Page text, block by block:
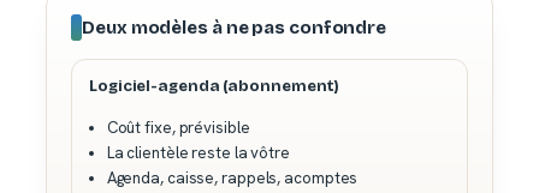
Deux modèles à ne pas confondre
Logiciel-agenda (abonnement)
Coût fixe, prévisible
La clientèle reste la vôtre
Agenda, caisse, rappels, acomptes